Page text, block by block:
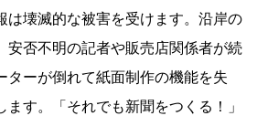
は壊滅的な被害を受けます。沿岸の
安否不明の記者や販売店関係者が続
ターが倒れて紙面制作の機能を失
ます。「それでも新聞をつくる！」